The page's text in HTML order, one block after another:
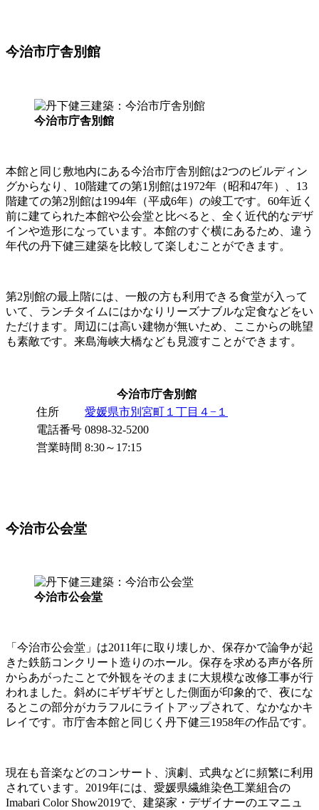
今治市庁舎別館
今治市庁舎別館
本館と同じ敷地内にある今治市庁舎別館は2つのビルディン
グからなり、10階建ての第1別館は1972年（昭和47年）、13
階建ての第2別館は1994年（平成6年）の竣工です。60年近く
前に建てられた本館や公会堂と比べると、全く近代的なデザ
インや造形になっています。本館のすぐ横にあるため、違う
年代の丹下健三建築を比較して楽しむことができます。
第2別館の最上階には、一般の方も利用できる食堂が入って
いて、ランチタイムにはかなりリーズナブルな定食などをい
ただけます。周辺には高い建物が無いため、ここからの眺望
も素敵です。来島海峡大橋なども見渡すことができます。
今治市庁舎別館
住所
愛媛県市別宮町１丁目４−１
電話番号 0898-32-5200
営業時間 8:30～17:15
今治市公会堂
今治市公会堂
「今治市公会堂」は2011年に取り壊しか、保存かで論争が起
きた鉄筋コンクリート造りのホール。保存を求める声が各所
からあがったことで外観をそのままに大規模な改修工事が行
われました。斜めにギザギザとした側面が印象的で、夜にな
るとこの部分がカラフルにライトアップされて、なかなかキ
レイです。市庁舎本館と同じく丹下健三1958年の作品です。
現在も音楽などのコンサート、演劇、式典などに頻繁に利用
されています。2019年には、愛媛県繊維染色工業組合の
Imabari Color Show2019で、建築家・デザイナーのエマニュ